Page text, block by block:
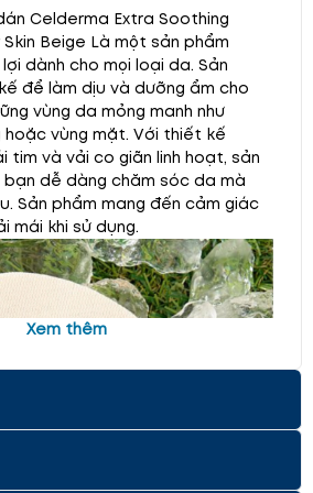
Celderma Extra Soothing
Beige Là một sản phẩm
dành cho mọi loại da. Sản
để làm dịu và dưỡng ẩm cho
vùng da mỏng manh như
hoặc vùng mặt. Với thiết kế
tim và vải co giãn linh hoạt, sản
dễ dàng chăm sóc da mà
Sản phẩm mang đến cảm giác
mái khi sử dụng.
Xem thêm